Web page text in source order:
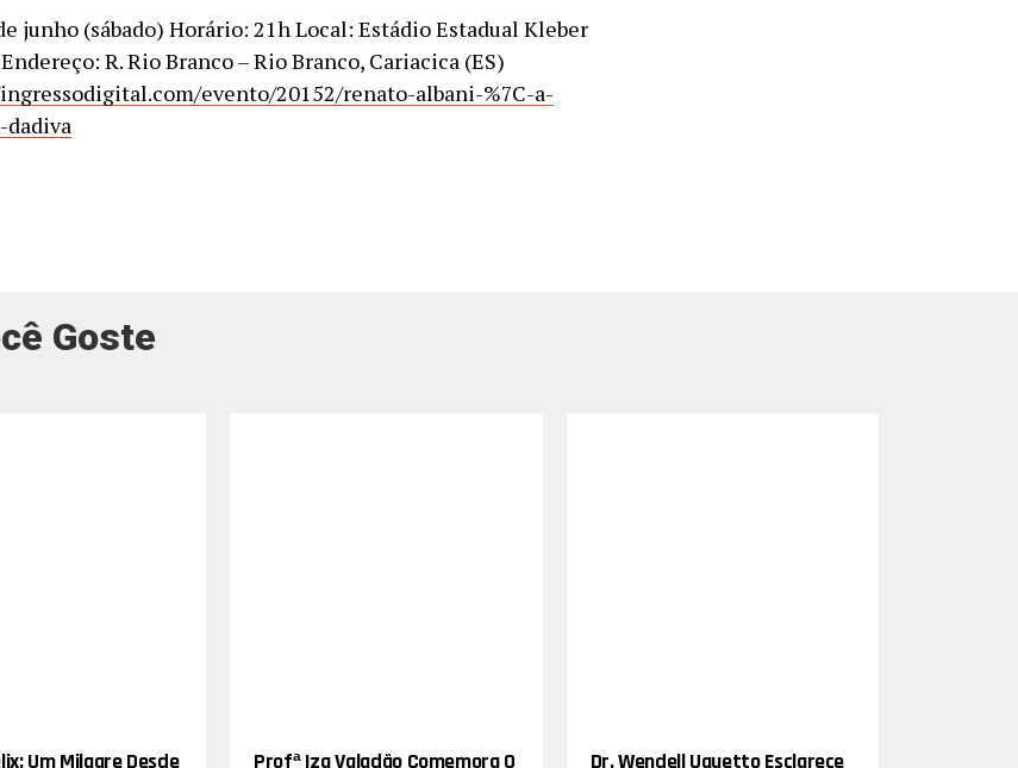
junho (sábado) Horário: 21h Local: Estádio Estadual Kleber
R. Rio Branco – Rio Branco, Cariacica (ES)
evento/20152/renato-albani-%7C-a-
Goste
Um Milagre Desde Profª Iza Valadão Comemora O Dr. Wendell Uguetto Esclarece